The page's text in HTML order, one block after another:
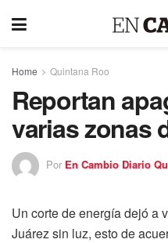
Home Quintana Roo
Reportan
varias zonas
Por En Cambio Diario
Un corte de energía dejó a
Juárez sin luz, esto de